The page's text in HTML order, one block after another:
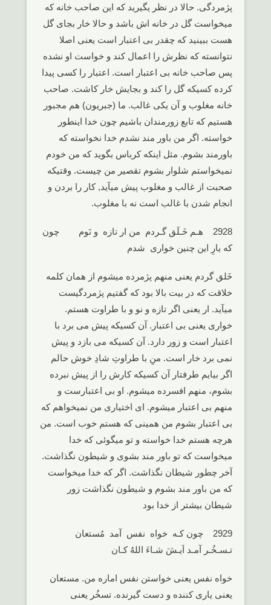
پژمردگی. حالا در نظر یگیرید که این صاحب خانه که
میخواست گل در خانه اش باشد و حالا خار بجای گل
هست ببینید که چقدر بی اعتبار است یعنی اصلا
نتوانسته که نظرش را اعمال کند و خواست او نشده
پس صاحب خانه بی اعتبار است. اعتبار را کسی پیدا
کرده کسیکه گل را کند و بجایش خار کاشت. صاحب
خانه مغلوب و آن یکی غالب. ما (جبریون) هم مجبور
هستیم که تابع زورمندان باشیم چون خدا اینطور
خواسته. اگر من باور مند نشدم خدا نخواسته که
باورمند بشوم. مثل اینکه کرباس بگوید که من خودم
نمیخواستم شلوار بشوم تقصیر من چیست. وقتیکه
صحبت از غالب و مغلوب پیش میآید, کار را بردن و
انجام شدن با غالب است نه با مغلوب.
2928 هـم خَـلَق گـردم من ار تازه و نَوم چون
که یارِ این چنین خواری شدم
خَلق گردم یعنی منهم پژمرده میشوم از همان کلمه
خلاقت که در بیت بالا بود که گفتیم پژمردگیست
میآید. ار یعنی اگر تازه و نو و با طراوت هستم.
خواری یعنی بی اعتبار. آن کسیکه پیش می برد با
اعتبار است و زور دارد. آن کسیکه می بازد و پیش
نمی برد خار است. منِ با طراوتِ شادِ خوش حالم
اگر بیایم طرفتار آن کسیکه کارش را از پیش نبرده
بشوم، منهم افسرده میشوم. او بی اعتبارست و
منهم بی اعتبار میشوم. ای اختیاری من نمیخواهم که
بی اعتبار بشوم من همینی که هستم خوب است. من
هرچه هستم خدا خواسته و تو میگوئی که خدا
میخواست که تو باور مند بشوی و شیطون نگذاشت.
آخر چطور شیطان نگذاشت. اگر که خدا میخواست
که من باور مند بشوم و شیطون نگذاشت زور
شیطان بیشتر از خدا بود
2929 چون کـه خواه نفس آمد مُستعان
تـسـخُـر آمـد اَیـشَ شـاءَ اللهُ کـان
خواه نفس یعنی خواستن نفس اماره من. مستعان
یعنی یاری کننده و دست گیرنده. تسخُر یعنی